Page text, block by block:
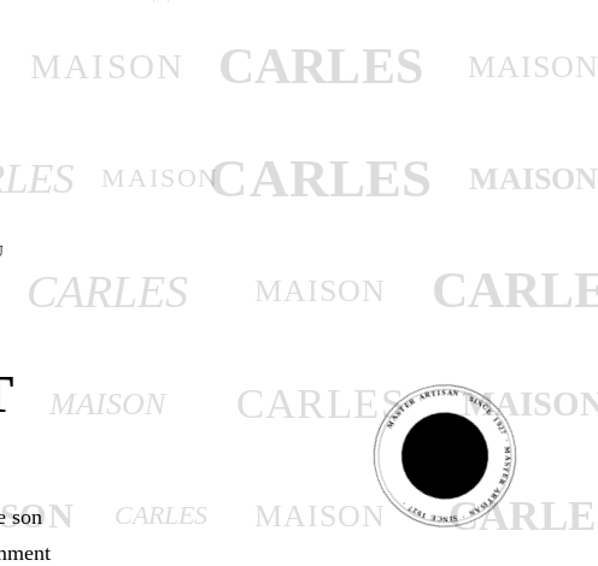
MAISON CARLES
MAISONCARLES MAISON
CARLES MAISON
MAISON CARLES
CARLES MAISON
son
MASTER ARTISAN · SINCE 1927 · MASTER ARTISAN · SINCE 1927 ·